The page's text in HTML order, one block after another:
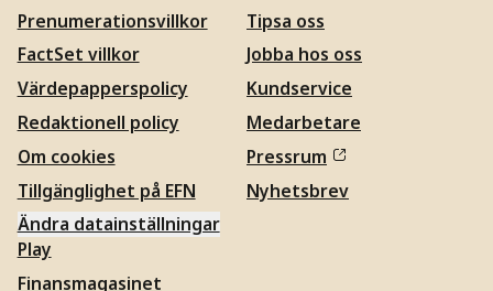
Prenumerationsvillkor
FactSet villkor
Värdepapperspolicy
Redaktionell policy
Om cookies
Tillgänglighet på EFN
Ändra datainställningar
Tipsa oss
Jobba hos oss
Kundservice
Medarbetare
Pressrum
Nyhetsbrev
Play
Finansmagasinet